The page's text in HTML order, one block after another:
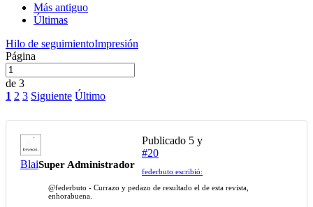
Más antiguo
Últimas
Hilo de seguimientoImpresión
Página
de 3
1 2 3 Siguiente Último
BlaiSuper Administrador
Publicado 5 y
#20
federbuto escribió:
@federbuto - Currazo y pedazo de resultado el de esta revista,
enhorabuena.